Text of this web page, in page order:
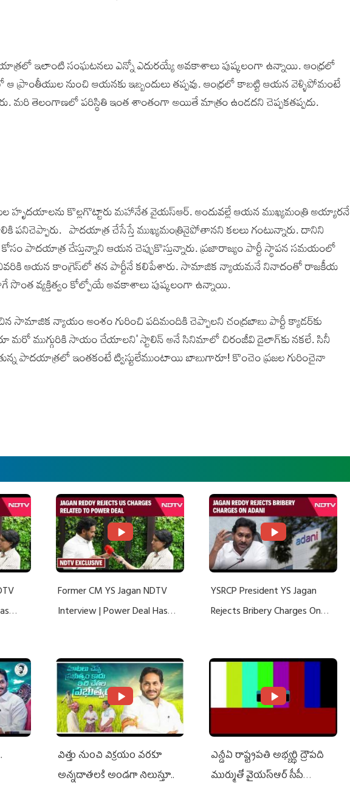
ఇలాంటి సంఘటనలు ఎన్నో ఎదురయ్యే అవకాశాలు పుష్కలంగా ఉన్నాయి. ఆంధ్రలో
ప్రాంతీయుల నుంచి ఆయనకు ఇబ్బందులు తప్పవు. ఆంధ్రలో కాబట్టి ఆయన వెళ్ళిపోమంటే
మరి తెలంగాణలో పరిస్థితి ఇంత శాంతంగా అయితే మాత్రం ఉండదని చెప్పకతప్పదు.
హృదయాలను కొల్లగొట్టారు మహానేత వైయస్ఆర్. అందువల్లే ఆయన ముఖ్యమంత్రి అయ్యారనే
పనిచెప్పారు. పాదయాత్ర చేసేస్తే ముఖ్యమంత్రినైపోతానని కలలు గంటున్నారు. దానిని
పాదయాత్ర చేస్తున్నాని ఆయన చెప్పుకొస్తున్నారు. ప్రజారాజ్యం పార్టీ స్థాపన సమయంలో
చివరికి ఆయన కాంగ్రెస్‌లో తన పార్టీనే కలిపేశారు. సామాజిక న్యాయమనే నినాదంతో రాజకీయ
సొంత వ్యక్తిత్వం కోల్పోయే అవకాశాలు పుష్కలంగా ఉన్నాయి.
సామాజిక న్యాయం అంశం గురించి పదిమందికి చెప్పాలని చంద్రబాబు పార్టీ క్యాడర్‌కు
మరో ముగ్గురికి సాయం చేయాలని' స్టాలిన్ అనే సినిమాలో చిరంజీవి డైలాగ్‌కు నకలే. సినీ
పాదయాత్రలో ఇంతకంటే ట్విస్టులేముంటాయి బాబుగారూ! కొంచెం ప్రజల గురించైనా
Former CM YS Jagan NDTV
Interview | Power Deal Has
YSRCP President YS Jagan
Rejects Bribery Charges On
విత్తు నుంచి విక్రయం వరకూ
అన్నదాతలకి అండగా నిలుస్తూ..
ఎన్డీఏ రాష్ట్ర‌ప‌తి అభ్య‌ర్థి ద్రౌప‌ది
ముర్ముతో వైయ‌స్ఆర్ సీపీ